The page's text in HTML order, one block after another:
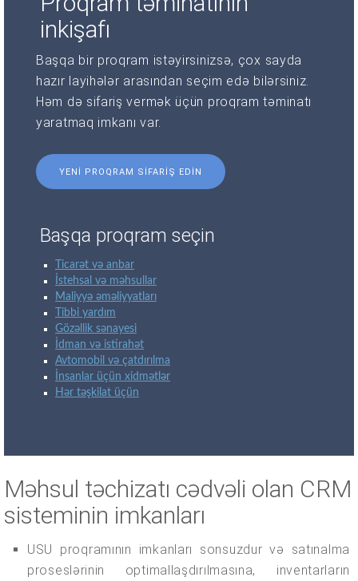
inkişafı
Başqa bir proqram istəyirsinizsə, çox sayda
hazır layihələr arasından seçim edə bilərsiniz.
Həm də sifariş vermək üçün proqram təminatı
yaratmaq imkanı var.
YENI PROQRAM SIFARIŞ EDIN
Başqa proqram seçin
Ticarət və anbar
İstehsal və məhsullar
Maliyyə əməliyyatları
Tibbi yardım
Gözəllik sənayesi
İdman və istirahət
Avtomobil və çatdırılma
İnsanlar üçün xidmətlər
Hər təşkilat üçün
Məhsul təchizatı cədvəli olan CRM
sisteminin imkanları
USU proqramının imkanları sonsuzdur və satınalma
proseslərinin optimallaşdırılmasına, inventarların